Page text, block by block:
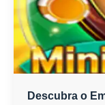
Descubra o